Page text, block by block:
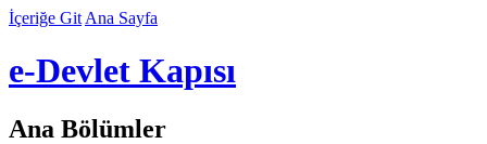
İçeriğe Git Ana Sayfa
e-Devlet Kapısı
Ana Bölümler